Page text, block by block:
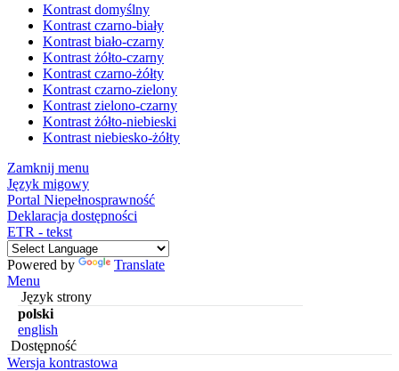
Kontrast domyślny
Kontrast czarno-biały
Kontrast biało-czarny
Kontrast żółto-czarny
Kontrast czarno-żółty
Kontrast czarno-zielony
Kontrast zielono-czarny
Kontrast żółto-niebieski
Kontrast niebiesko-żółty
Zamknij menu
Język migowy
Portal Niepełnosprawność
Deklaracja dostępności
ETR - tekst
Powered by
Translate
Menu
Język strony
polski
english
Dostępność
Wersja kontrastowa